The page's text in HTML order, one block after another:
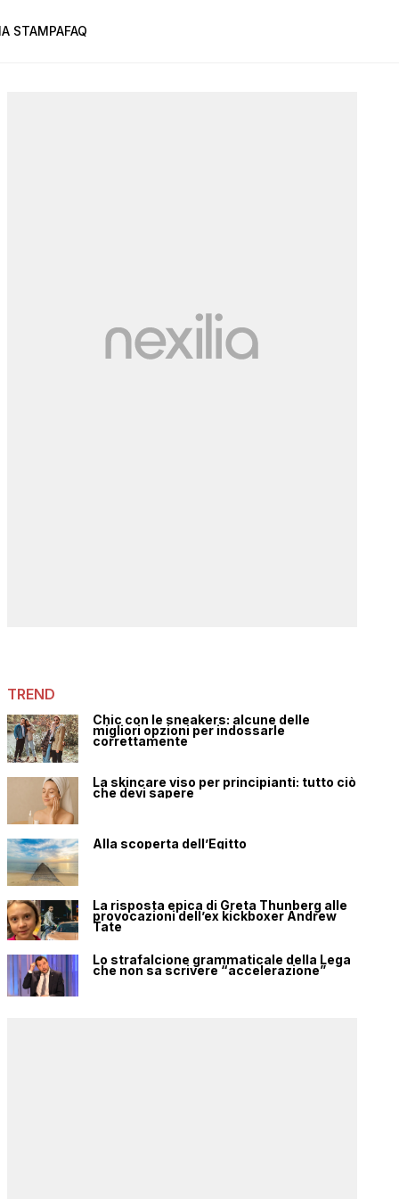
STAMPAFAQ
TREND
Chic con le sneakers: alcune delle
migliori opzioni per indossarle
correttamente
La skincare viso per principianti: tutto ciò
che devi sapere
Alla scoperta dell’Egitto
La risposta epica di Greta Thunberg alle
provocazioni dell’ex kickboxer Andrew
Tate
Lo strafalcione grammaticale della Lega
che non sa scrivere “accelerazione”